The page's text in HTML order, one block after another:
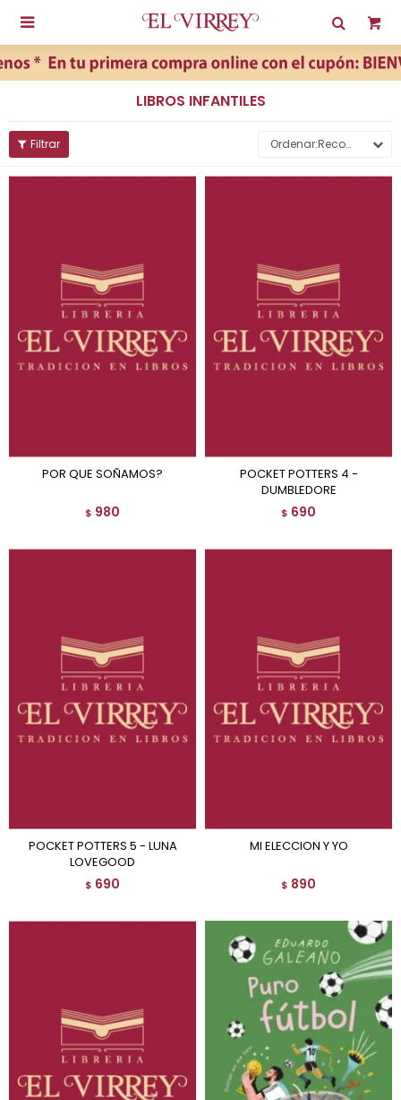

LIBROS INFANTILES
Recomendados
POR QUE SOÑAMOS?
$ 980
POCKET POTTERS 4 -
DUMBLEDORE
$ 690
POCKET POTTERS 5 - LUNA
LOVEGOOD
$ 690
MI ELECCION Y YO
$ 890